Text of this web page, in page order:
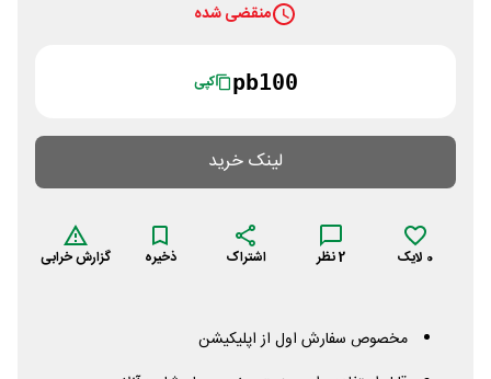
منقضی شده
pb100 کپی
لینک خرید
0 لایک 2نظر اشتراک ذخیره گزارش خرابی
مخصوص سفارش اول از اپلیکیشن